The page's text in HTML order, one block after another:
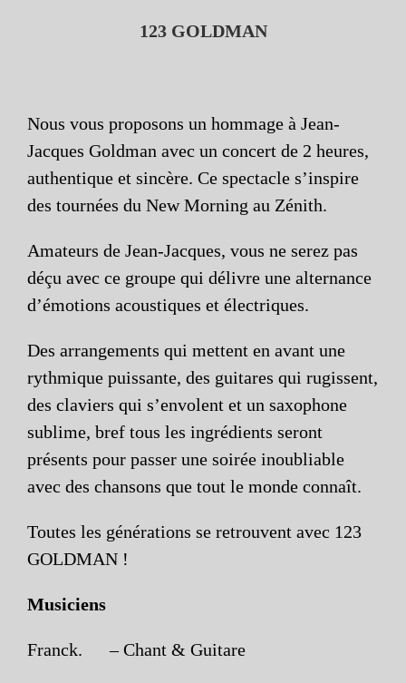
123 GOLDMAN
Nous vous proposons un hommage à Jean-
Jacques Goldman avec un concert de 2 heures,
authentique et sincère. Ce spectacle s’inspire
des tournées du New Morning au Zénith.
Amateurs de Jean-Jacques, vous ne serez pas
déçu avec ce groupe qui délivre une alternance
d’émotions acoustiques et électriques.
Des arrangements qui mettent en avant une
rythmique puissante, des guitares qui rugissent,
des claviers qui s’envolent et un saxophone
sublime, bref tous les ingrédients seront
présents pour passer une soirée inoubliable
avec des chansons que tout le monde connaît.
Toutes les générations se retrouvent avec 123
GOLDMAN !
Musiciens
Franck. – Chant & Guitare